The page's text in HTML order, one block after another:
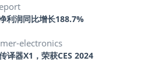
利润同比增长188.7%
electronics
译器X1，荣获CES 2024